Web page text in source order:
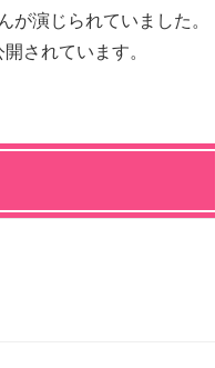
が演じられていました。
されています。